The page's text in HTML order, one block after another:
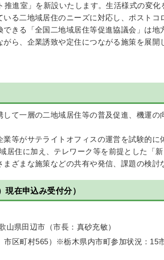
進室」を新設いたします。生活様式の変
る二地域居住のニーズに対応し、ポスト
きる「全国二地域居住等促進協議会」は
ら、企業誘致や定住につながる施策を展開
て一層の二地域居住等の普及促進、機運
等がサテライトオフィスの運営を試験的
居住に加え、テレワーク等を前提とした「
ざまな施策などの共有や発信、課題の検討
在申込み受付分）
山県田辺市（市長：真砂充敏）
市区町村565）※栃木県内市町参加状況：15